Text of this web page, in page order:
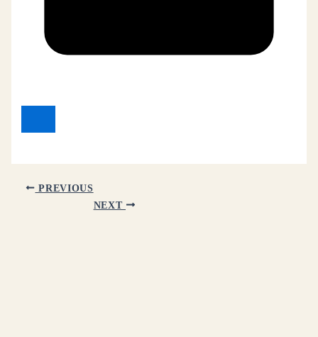
PREVIOUS
NEXT